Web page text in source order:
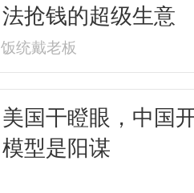
法抢钱的超级生意
饭统戴老板
美国干瞪眼，中国
模型是阳谋